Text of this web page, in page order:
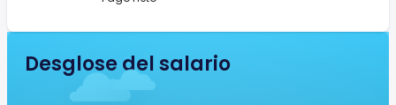
Desglose del salario